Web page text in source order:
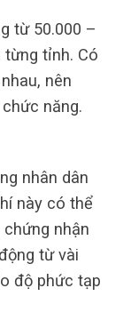
từ 50.000 –
từng tỉnh. Có
nên
năng.
nhân dân
này có thể
nhận
từ vài
độ phức tạp